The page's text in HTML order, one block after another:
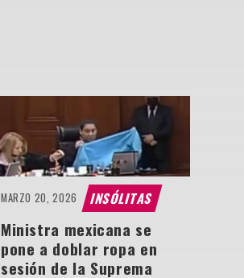
MARZO 20, 2026 INSÓLITAS
Ministra mexicana se
pone a doblar ropa en
sesión de la Suprema